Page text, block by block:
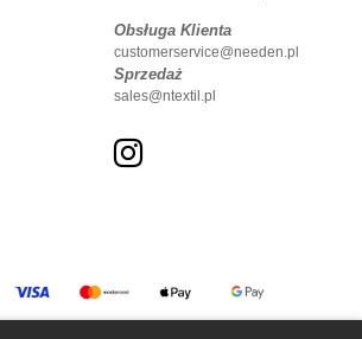
Obsługa Klienta
customerservice@needen.pl
Sprzedaż
sales@ntextil.pl